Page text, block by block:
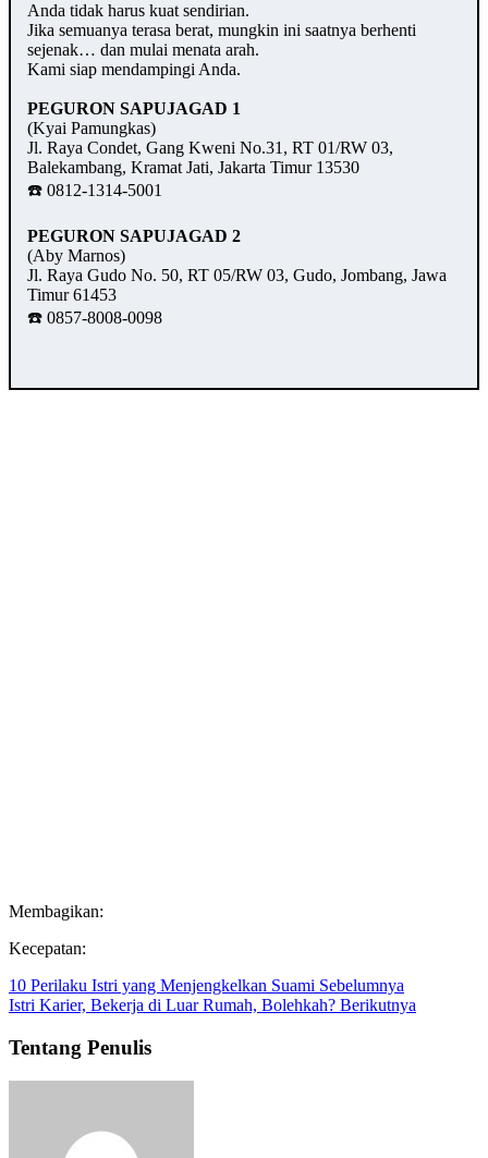
Anda tidak harus kuat sendirian.
Jika semuanya terasa berat, mungkin ini saatnya berhenti
sejenak… dan mulai menata arah.
Kami siap mendampingi Anda.
PEGURON SAPUJAGAD 1
(Kyai Pamungkas)
Jl. Raya Condet, Gang Kweni No.31, RT 01/RW 03,
Balekambang, Kramat Jati, Jakarta Timur 13530
☎️ 0812-1314-5001
PEGURON SAPUJAGAD 2
(Aby Marnos)
Jl. Raya Gudo No. 50, RT 05/RW 03, Gudo, Jombang, Jawa
Timur 61453
☎️ 0857-8008-0098
Membagikan:
Kecepatan:
10 Perilaku Istri yang Menjengkelkan Suami Sebelumnya
Istri Karier, Bekerja di Luar Rumah, Bolehkah? Berikutnya
Tentang Penulis